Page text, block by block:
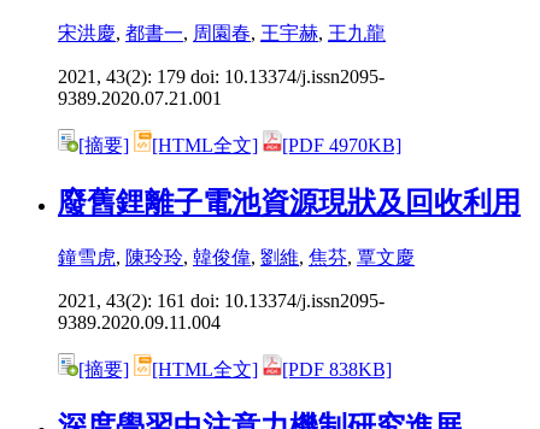
宋洪慶, 都書一, 周園春, 王宇赫, 王九龍
2021, 43(2): 179 doi: 10.13374/j.issn2095-
9389.2020.07.21.001
[摘要] [HTML全文] [PDF 4970KB]
廢舊鋰離子電池資源現狀及回收利用
鐘雪虎, 陳玲玲, 韓俊偉, 劉維, 焦芬, 覃文慶
2021, 43(2): 161 doi: 10.13374/j.issn2095-
9389.2020.09.11.004
[摘要] [HTML全文] [PDF 838KB]